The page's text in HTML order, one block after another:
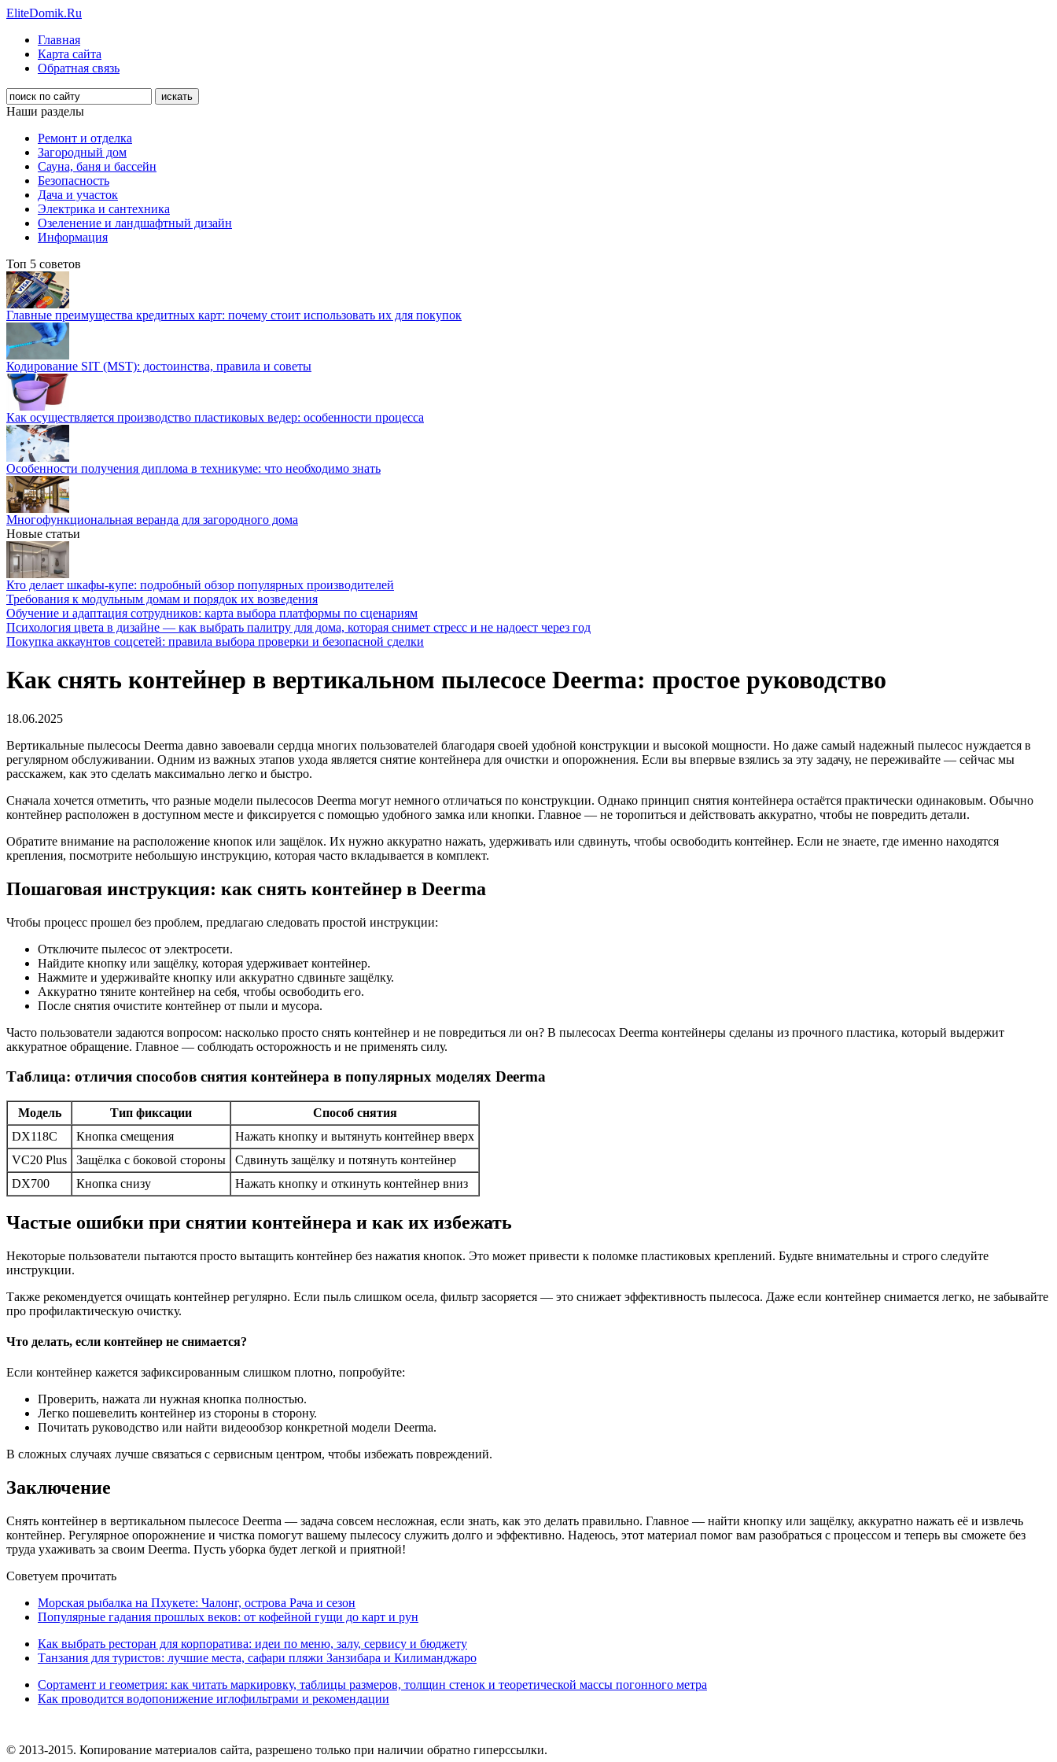
EliteDomik.Ru
Главная
Карта сайта
Обратная связь
Наши разделы
Ремонт и отделка
Загородный дом
Сауна, баня и бассейн
Безопасность
Дача и участок
Электрика и сантехника
Озеленение и ландшафтный дизайн
Информация
Топ 5 советов
Главные преимущества кредитных карт: почему стоит использовать их для покупок
Кодирование SIT (MST): достоинства, правила и советы
Как осуществляется производство пластиковых ведер: особенности процесса
Особенности получения диплома в техникуме: что необходимо знать
Многофункциональная веранда для загородного дома
Новые статьи
Кто делает шкафы-купе: подробный обзор популярных производителей
Требования к модульным домам и порядок их возведения
Обучение и адаптация сотрудников: карта выбора платформы по сценариям
Психология цвета в дизайне — как выбрать палитру для дома, которая снимет стресс и не надоест через год
Покупка аккаунтов соцсетей: правила выбора проверки и безопасной сделки
Как снять контейнер в вертикальном пылесосе Deerma: простое руководство
18.06.2025
Вертикальные пылесосы Deerma давно завоевали сердца многих пользователей благодаря своей удобной конструкции и высокой мощности. Но даже самый надежный пылесос нуждается в
регулярном обслуживании. Одним из важных этапов ухода является снятие контейнера для очистки и опорожнения. Если вы впервые взялись за эту задачу, не переживайте — сейчас мы
расскажем, как это сделать максимально легко и быстро.
Сначала хочется отметить, что разные модели пылесосов Deerma могут немного отличаться по конструкции. Однако принцип снятия контейнера остаётся практически одинаковым. Обычно
контейнер расположен в доступном месте и фиксируется с помощью удобного замка или кнопки. Главное — не торопиться и действовать аккуратно, чтобы не повредить детали.
Обратите внимание на расположение кнопок или защёлок. Их нужно аккуратно нажать, удерживать или сдвинуть, чтобы освободить контейнер. Если не знаете, где именно находятся
крепления, посмотрите небольшую инструкцию, которая часто вкладывается в комплект.
Пошаговая инструкция: как снять контейнер в Deerma
Чтобы процесс прошел без проблем, предлагаю следовать простой инструкции:
Отключите пылесос от электросети.
Найдите кнопку или защёлку, которая удерживает контейнер.
Нажмите и удерживайте кнопку или аккуратно сдвиньте защёлку.
Аккуратно тяните контейнер на себя, чтобы освободить его.
После снятия очистите контейнер от пыли и мусора.
Часто пользователи задаются вопросом: насколько просто снять контейнер и не повредиться ли он? В пылесосах Deerma контейнеры сделаны из прочного пластика, который выдержит
аккуратное обращение. Главное — соблюдать осторожность и не применять силу.
Таблица: отличия способов снятия контейнера в популярных моделях Deerma
Модель Тип фиксации
Способ снятия
DX118C
Кнопка смещения
Нажать кнопку и вытянуть контейнер вверх
VC20 Plus
Защёлка с боковой стороны
Сдвинуть защёлку и потянуть контейнер
DX700
Кнопка снизу Нажать кнопку и откинуть контейнер вниз
Частые ошибки при снятии контейнера и как их избежать
Некоторые пользователи пытаются просто вытащить контейнер без нажатия кнопок. Это может привести к поломке пластиковых креплений. Будьте внимательны и строго следуйте
инструкции.
Также рекомендуется очищать контейнер регулярно. Если пыль слишком осела, фильтр засоряется — это снижает эффективность пылесоса. Даже если контейнер снимается легко, не забывайте
про профилактическую очистку.
Что делать, если контейнер не снимается?
Если контейнер кажется зафиксированным слишком плотно, попробуйте:
Проверить, нажата ли нужная кнопка полностью.
Легко пошевелить контейнер из стороны в сторону.
Почитать руководство или найти видеообзор конкретной модели Deerma.
В сложных случаях лучше связаться с сервисным центром, чтобы избежать повреждений.
Заключение
Снять контейнер в вертикальном пылесосе Deerma — задача совсем несложная, если знать, как это делать правильно. Главное — найти кнопку или защёлку, аккуратно нажать её и извлечь
контейнер. Регулярное опорожнение и чистка помогут вашему пылесосу служить долго и эффективно. Надеюсь, этот материал помог вам разобраться с процессом и теперь вы сможете без
труда ухаживать за своим Deerma. Пусть уборка будет легкой и приятной!
Советуем прочитать
Морская рыбалка на Пхукете: Чалонг, острова Рача и сезон
Популярные гадания прошлых веков: от кофейной гущи до карт и рун
Как выбрать ресторан для корпоратива: идеи по меню, залу, сервису и бюджету
Танзания для туристов: лучшие места, сафари пляжи Занзибара и Килиманджаро
Сортамент и геометрия: как читать маркировку, таблицы размеров, толщин стенок и теоретической массы погонного метра
Как проводится водопонижение иглофильтрами и рекомендации
© 2013-2015. Копирование материалов сайта, разрешено только при наличии обратно гиперссылки.